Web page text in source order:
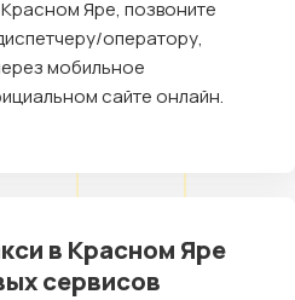
Красном Яре, позвоните
оператору,
мобильное
сайте онлайн.
в Красном Яре
сервисов